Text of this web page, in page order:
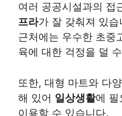
여러 공공시설과의 접
프라가 잘 갖춰져 있습
근처에는 우수한 초중
육에 대한 걱정을 덜
또한, 대형 마트와 다
해 있어 일상생활에 필
이용할 수 있습니다.